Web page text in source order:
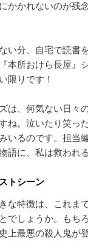
かかれないのが残
い分、自宅で読書
本所おけら長屋』
限りです！
は、何気ない日
ね。泣いたり笑っ
いるのです。担当
語に、私は救われ
トシーン
な特徴は、これま
でしょうか。もち
上最悪の殺人鬼が